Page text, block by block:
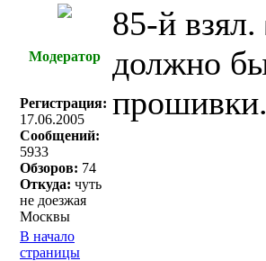
Модератор
Регистрация:
17.06.2005
Сообщений:
5933
Обзоров: 74
Откуда: чуть
не доезжая
Москвы
85-й взял.
должно
прошивки.
В начало
страницы